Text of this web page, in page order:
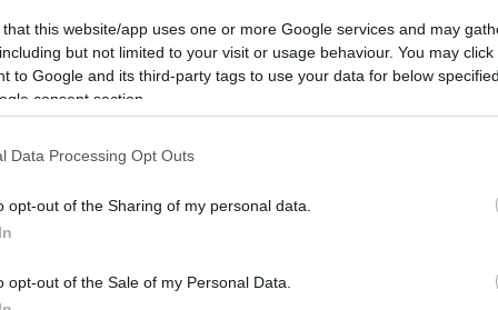
that this website/app uses one or more Google services and may
but not limited to your visit or usage behaviour. You may
to Google and its third-party tags to use your data for below
consent section.
Data Processing Opt Outs
opt-out of the Sharing of my personal data.
opt-out of the Sale of my Personal Data.
σεζόν, σήκωσε θύελλα φημών για το
μέλλον του Γιάννη Αντετοκούνμπο
στην ομάδα.
Ο ίδιος φρόντισε να ξεδιαλύνει την
ανταλλαγών, ωστόσο και ο
να κάνει το ίδιο με τον πλέον
δεν είναι αλήθεια. Δεν ξέρω πόσες φορές